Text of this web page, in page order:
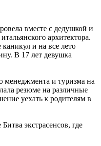
вместе с дедушкой и
архитектора.
и на все лето
В 17 лет девушка
менеджмента и туризма на
резюме на различные
уехать к родителям в
экстрасенсов, где